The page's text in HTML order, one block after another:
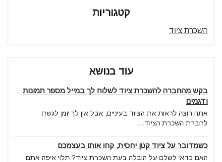
קטגוריות
השכרת ציוד
עוד בנושא
בקש מהחברה להשכרת ציוד לשלוח לך במייל מספר תמונות
ודגמים
אתה רוצה לראות את הציוד בעיניים, אבל אין לך זמן לגשת
לחברת השכרת הציוד,...
כשמדובר על ציוד קטן יחסית, קחו אותו בעצמכם
האם כדאי לשלם על הובלה בעת השכרת ציוד? תלוי איפה אתם